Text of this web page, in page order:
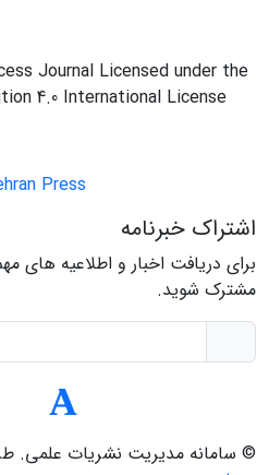
Journal Licensed under the
4.0 International License
Press
اشتراک خبرنامه
برای دریافت اخبار و اطلاعیه های
مشترک شوید.
© سامانه مدیریت نشریات علمی.